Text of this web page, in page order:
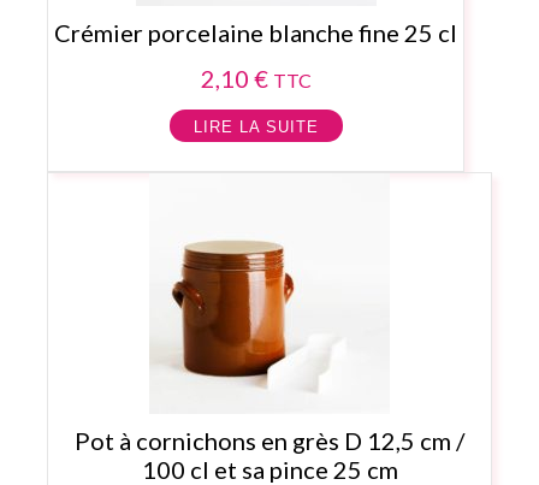
Crémier porcelaine blanche fine 25 cl
2,10 € TTC
LIRE LA SUITE
Pot à cornichons en grès D 12,5 cm /
100 cl et sa pince 25 cm